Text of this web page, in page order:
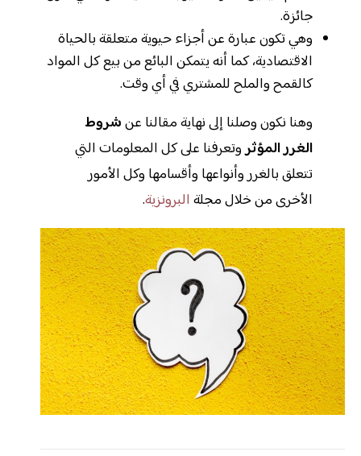
جائزة.
وهي تكون عبارة عن أجزاء حيوية متعلقة بالحياة
الاقتصادية، كما أنه يتمكن البائع من بيع كل المواد
كالقمح والملح للمشتري في أي وقت.
وهنا نكون وصلنا إلى نهاية مقالنا عنشروط
الغرر المؤثروتعرفنا على كل المعلومات التي
تتعلق بالغرر وأنواعها وأقسامها وكل الأمور
الأخرى من خلال مجلة البرونزية.